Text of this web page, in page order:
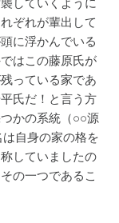
していくように
ぞれが輩出して
に浮かんでいる
はこの藤原氏が
っている家であ
氏だ！と言う方
かの系統（○○源
自身の家の格を
していましたの
の一つであるこ